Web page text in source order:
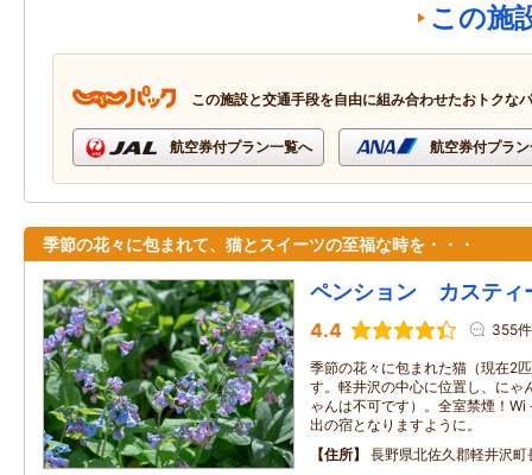
この施
この施設と交通手段を自由に組み合わせたおトクな
航空券付プラン一覧へ 航空券付プラ
季節の花々に包まれて、猫とスイーツの至福な時を・・・
ペンション カスティ
4.4 355件
季節の花々に包まれた猫（現在2
す。軽井沢の中心に位置し、にゃ
ゃんは不可です）。全室禁煙！
出の宿となりますように。
住所
長野県北佐久郡軽井沢町